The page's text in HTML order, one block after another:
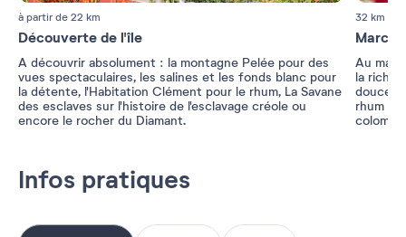
à partir de 22 km
Découverte de l'île
A découvrir absolument : la montagne Pelée pour des
vues spectaculaires, les salines et les fonds blanc pour
la détente, l'Habitation Clément pour le rhum, La Savane
des esclaves sur l'histoire de l'esclavage créole ou
encore le rocher du Diamant.
32 km
Au
la
douce,
rhum et
Infos pratiques